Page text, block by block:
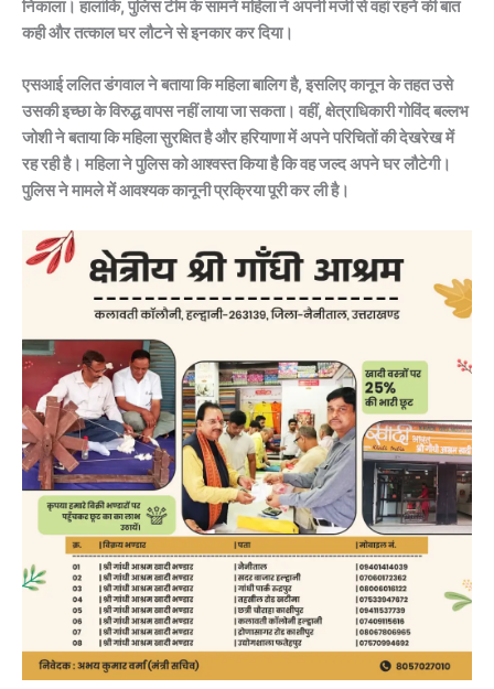
निकाला। हालांकि, पुलिस टीम के सामने महिला ने अपनी मर्जी से वहां रहने की बात
कही और तत्काल घर लौटने से इनकार कर दिया।
एसआई ललित डंगवाल ने बताया कि महिला बालिग है, इसलिए कानून के तहत उसे
उसकी इच्छा के विरुद्ध वापस नहीं लाया जा सकता। वहीं, क्षेत्राधिकारी गोविंद बल्लभ
जोशी ने बताया कि महिला सुरक्षित है और हरियाणा में अपने परिचितों की देखरेख में
रह रही है। महिला ने पुलिस को आश्वस्त किया है कि वह जल्द अपने घर लौटेगी।
पुलिस ने मामले में आवश्यक कानूनी प्रक्रिया पूरी कर ली है।